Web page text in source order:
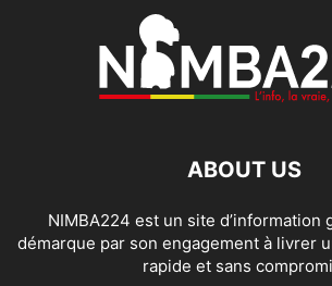
ABOUT US
NIMBA224 est un site d’information
démarque par son engagement à livrer
rapide et sans